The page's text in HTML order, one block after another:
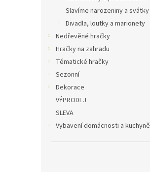
Slavíme narozeniny a svátky
Divadla, loutky a marionety
Nedřevěné hračky
Hračky na zahradu
Tématické hračky
Sezonní
Dekorace
VÝPRODEJ
SLEVA
Vybavení domácnosti a kuchyně